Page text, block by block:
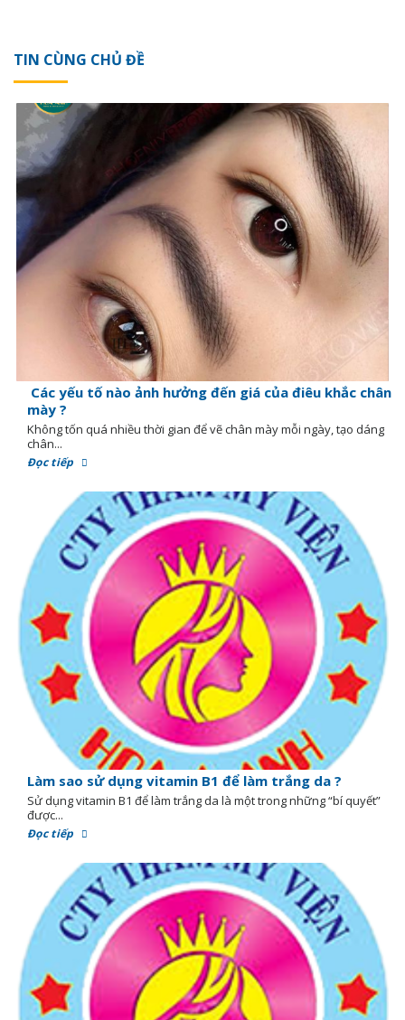
TIN CÙNG CHỦ ĐỀ
Các yếu tố nào ảnh hưởng đến giá của điêu khắc chân
mày ?
Không tốn quá nhiều thời gian để vẽ chân mày mỗi ngày, tạo dáng
chân...
Đọc tiếp
Làm sao sử dụng vitamin B1 để làm trắng da ?
Sử dụng vitamin B1 để làm trắng da là một trong những “bí quyết”
được...
Đọc tiếp